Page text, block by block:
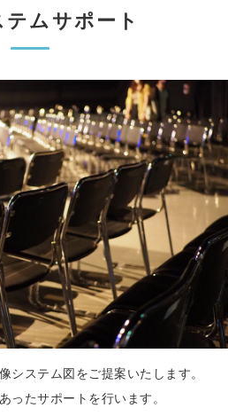
ムサポート
システム図をご提案いたします。
ったサポートを行います。